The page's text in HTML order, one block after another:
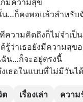
…ก็คงพอแล้วสำหรับ
ความคิดถึงก็ไม่จำเป็
รู้ว่าเธอยังมีความสุข
น…ก็จะอยู่ตรงนี้
เธอในแบบที่ไม่มีวันไ
ต เรื่องเล่า ความ